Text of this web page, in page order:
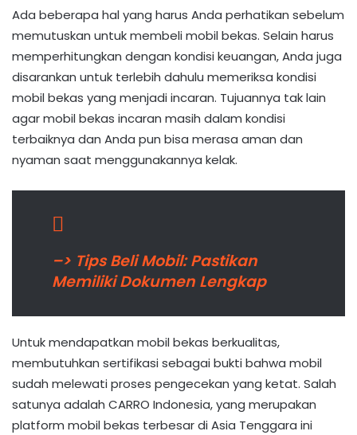
Ada beberapa hal yang harus Anda perhatikan sebelum
memutuskan untuk membeli mobil bekas. Selain harus
memperhitungkan dengan kondisi keuangan, Anda juga
disarankan untuk terlebih dahulu memeriksa kondisi
mobil bekas yang menjadi incaran. Tujuannya tak lain
agar mobil bekas incaran masih dalam kondisi
terbaiknya dan Anda pun bisa merasa aman dan
nyaman saat menggunakannya kelak.
–> Tips Beli Mobil: Pastikan
Memiliki Dokumen Lengkap
Untuk mendapatkan mobil bekas berkualitas,
membutuhkan sertifikasi sebagai bukti bahwa mobil
sudah melewati proses pengecekan yang ketat. Salah
satunya adalah CARRO Indonesia, yang merupakan
platform mobil bekas terbesar di Asia Tenggara ini